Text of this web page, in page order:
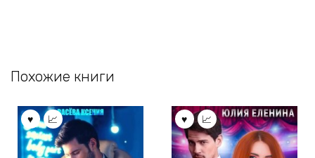
Похожие книги